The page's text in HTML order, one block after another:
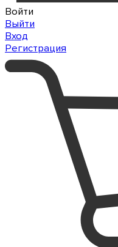
Войти
Выйти
Вход
Регистрация